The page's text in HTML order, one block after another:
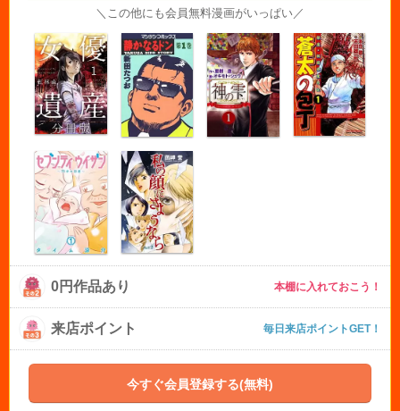
＼この他にも会員無料漫画がいっぱい／
0円作品あり 本棚に入れておこう！
来店ポイント 毎日来店ポイントGET！
今すぐ会員登録する(無料)